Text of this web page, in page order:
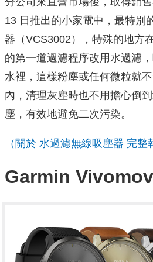
13 日推出的小家電中，最特別
器（VCS3002），特殊的地方
的第一道過濾程序改用水過濾
水裡，這樣粉塵或任何微粒就
內，清理灰塵時也不用擔心倒
塵，有效地避免二次污染。
（關於 水過濾無線吸塵器 完整
Garmin